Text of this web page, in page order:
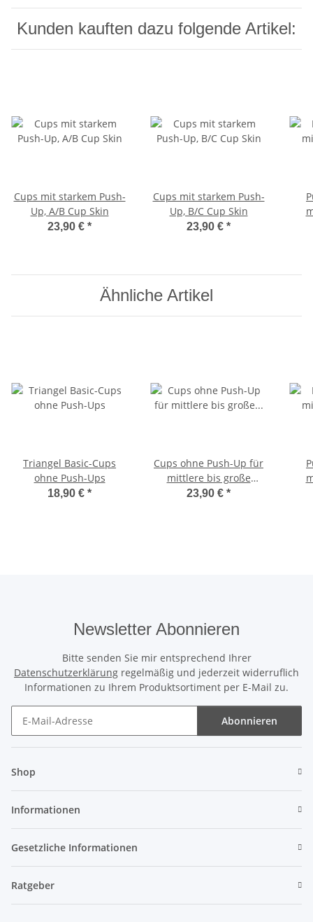
Kunden kauften dazu folgende Artikel:
Cups mit starkem Push-
Up, A/B Cup Skin
23,90 € *
Cups mit starkem Push-
Up, B/C Cup Skin
23,90 € *
Ähnliche Artikel
Triangel Basic-Cups
ohne Push-Ups
18,90 € *
Cups ohne Push-Up für
mittlere bis große
Größen
23,90 € *
Newsletter Abonnieren
Bitte senden Sie mir entsprechend Ihrer
Datenschutzerklärung regelmäßig und jederzeit widerruflich
Informationen zu Ihrem Produktsortiment per E-Mail zu.
Abonnieren
Shop
Informationen
Gesetzliche Informationen
Ratgeber